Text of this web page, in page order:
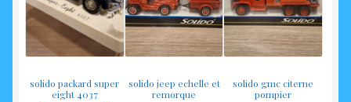
solido packard super
eight 4037
solido jeep echelle et
remorque
solido gmc citerne
pompier